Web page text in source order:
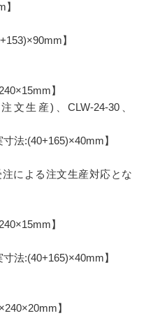
】
】
文生産)、CLW-24-30、
法:(40+165)×40mm】
による注文生産対応とな
】
法:(40+165)×40mm】
】